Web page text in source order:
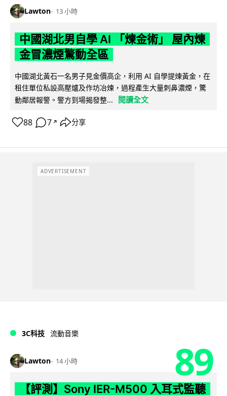
Lawton 13 小時
中國湖北男自學 AI 「煉金術」 屋內煉
金冒濃煙驚動全區
中國湖北黃石一名男子見金價高企，利用 AI 自學提煉黃金，在
租住單位私設高壓爐及作坊冶煉，過程產生大量刺鼻濃煙，驚
動鄰居報警。警方到場揭發整...
閱讀全文
88 7 ↗ 分享
ADVERTISEMENT
3C科技 流動音樂
Lawton 14 小時 89
【評測】Sony IER-M500 入耳式監聽